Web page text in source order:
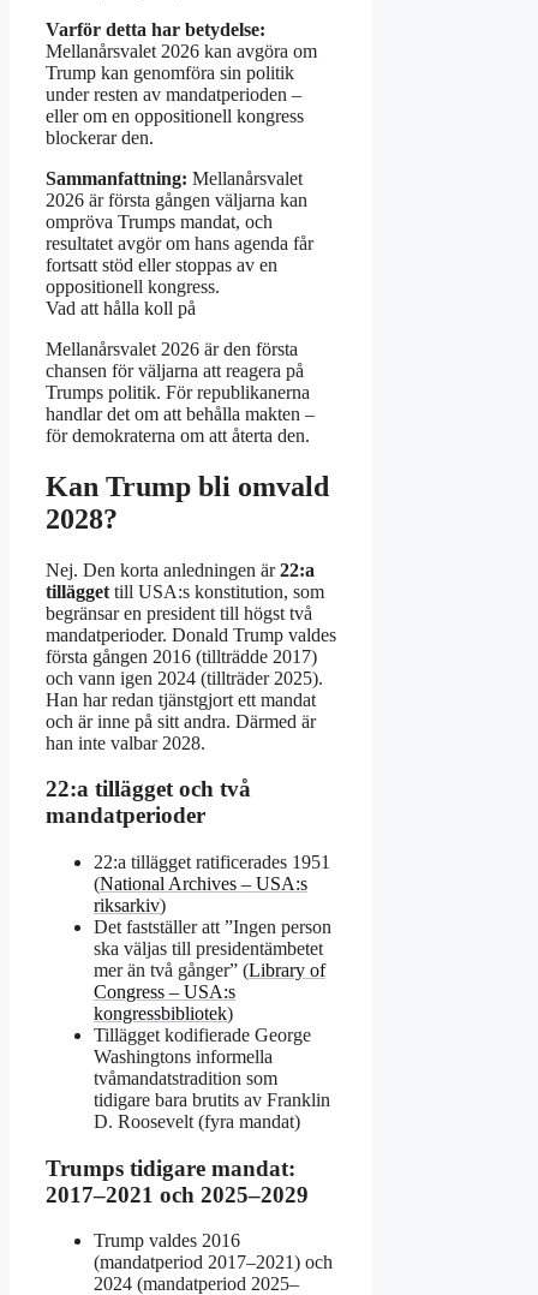
Varför detta har betydelse:
Mellanårsvalet 2026 kan avgöra om
Trump kan genomföra sin politik
under resten av mandatperioden –
eller om en oppositionell kongress
blockerar den.
Sammanfattning: Mellanårsvalet
2026 är första gången väljarna kan
ompröva Trumps mandat, och
resultatet avgör om hans agenda får
fortsatt stöd eller stoppas av en
oppositionell kongress.
Vad att hålla koll på
Mellanårsvalet 2026 är den första
chansen för väljarna att reagera på
Trumps politik. För republikanerna
handlar det om att behålla makten –
för demokraterna om att återta den.
Kan Trump bli omvald
2028?
Nej. Den korta anledningen är22:a
tillägget till USA:s konstitution, som
begränsar en president till högst två
mandatperioder. Donald Trump valdes
första gången 2016 (tillträdde 2017)
och vann igen 2024 (tillträder 2025).
Han har redan tjänstgjort ett mandat
och är inne på sitt andra. Därmed är
han inte valbar 2028.
22:a tillägget och två
mandatperioder
22:a tillägget ratificerades 1951
(National Archives – USA:s
riksarkiv)
Det fastställer att ”Ingen person
ska väljas till presidentämbetet
mer än två gånger” (Library of
Congress – USA:s
kongressbibliotek)
Tillägget kodifierade George
Washingtons informella
tvåmandatstradition som
tidigare bara brutits av Franklin
D. Roosevelt (fyra mandat)
Trumps tidigare mandat:
2017–2021 och 2025–2029
Trump valdes 2016
(mandatperiod 2017–2021) och
2024 (mandatperiod 2025–